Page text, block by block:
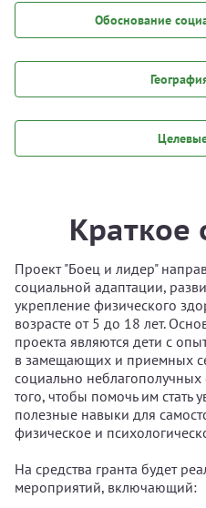
Обоснование
Краткое
Проект "Боец и лидер"
социальной адаптации,
укрепление физического
возрасте от 5 до 18 лет.
проекта являются дети с
в замещающих и приемных
социально
того, чтобы помочь им стать
полезные навыки для
физическое и
На средства гранта будет
мероприятий, включающий: